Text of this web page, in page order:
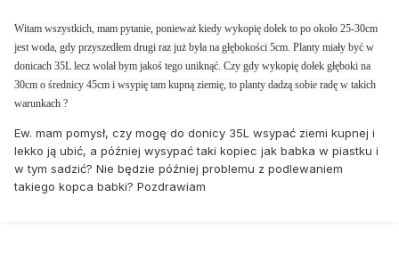
Witam wszystkich, mam pytanie, ponieważ kiedy wykopię dołek to po około 25-30cm
jest woda, gdy przyszedłem drugi raz już była na głębokości 5cm. Planty miały być w
donicach 35L lecz wolał bym jakoś tego uniknąć. Czy gdy wykopię dołek głęboki na
30cm o średnicy 45cm i wsypię tam kupną ziemię, to planty dadzą sobie radę w takich
warunkach ?
Ew. mam pomysł, czy mogę do donicy 35L wsypać ziemi kupnej i
lekko ją ubić, a później wysypać taki kopiec jak babka w piastku i
w tym sadzić? Nie będzie później problemu z podlewaniem
takiego kopca babki? Pozdrawiam